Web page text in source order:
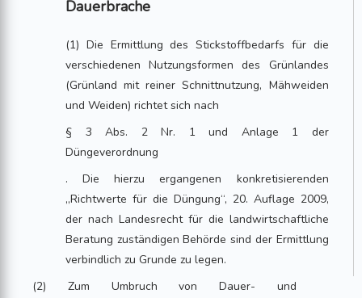
Dauerbrache
(1) Die Ermittlung des Stickstoffbedarfs für die
verschiedenen Nutzungsformen des Grünlandes
(Grünland mit reiner Schnittnutzung, Mähweiden
und Weiden) richtet sich nach
§ 3 Abs. 2 Nr. 1 und Anlage 1 der
Düngeverordnung
. Die hierzu ergangenen konkretisierenden
„Richtwerte für die Düngung“, 20. Auflage 2009,
der nach Landesrecht für die landwirtschaftliche
Beratung zuständigen Behörde sind der Ermittlung
verbindlich zu Grunde zu legen.
(2) Zum Umbruch von Dauer- und